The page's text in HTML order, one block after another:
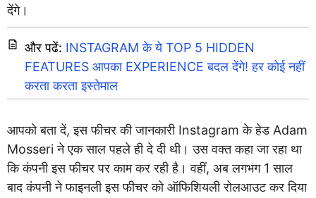
देंगे।
और पढें: INSTAGRAM के ये TOP 5 HIDDEN
FEATURES आपका EXPERIENCE बदल देंगे! हर कोई नहीं
करता करता इस्तेमाल
आपको बता दें, इस फीचर की जानकारी Instagram के हेड Adam
Mosseri ने एक साल पहले ही दे दी थी। उस वक्त कहा जा रहा था
कि कंपनी इस फीचर पर काम कर रही है। वहीं, अब लगभग 1 साल
बाद कंपनी ने फाइनली इस फीचर को ऑफिशियली रोलआउट कर दिया